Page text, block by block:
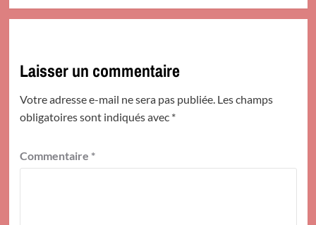
Laisser un commentaire
Votre adresse e-mail ne sera pas publiée. Les champs
obligatoires sont indiqués avec *
Commentaire *